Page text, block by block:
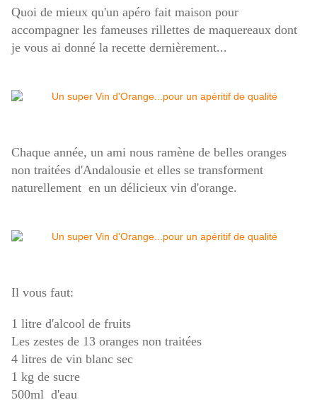
Quoi de mieux qu'un apéro fait maison pour
accompagner les fameuses rillettes de maquereaux dont
je vous ai donné la recette dernièrement...
Chaque année, un ami nous ramène de belles oranges
non traitées d'Andalousie et elles se transforment
naturellement en un délicieux vin d'orange.
Il vous faut:
1 litre d'alcool de fruits
Les zestes de 13 oranges non traitées
4 litres de vin blanc sec
1 kg de sucre
500ml d'eau